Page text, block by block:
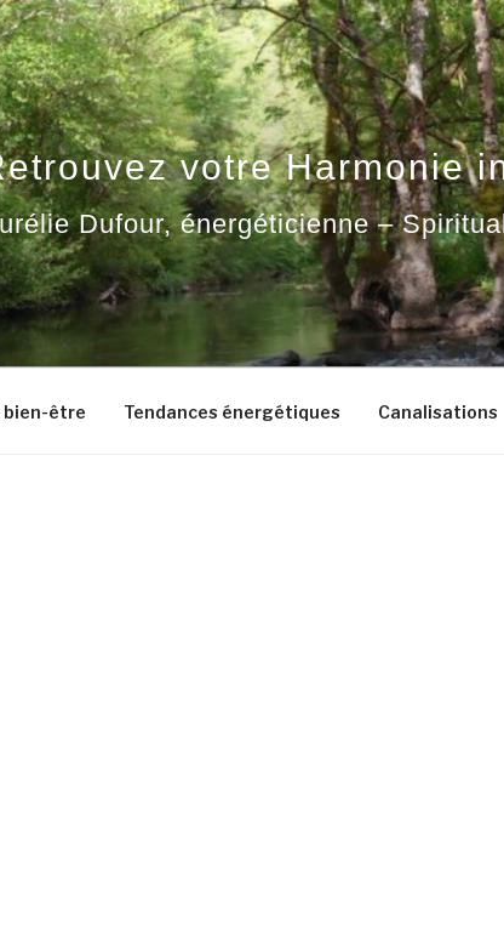
votre Harmonie
Dufour, énergéticienne –
être Tendances énergétiques Canalisations